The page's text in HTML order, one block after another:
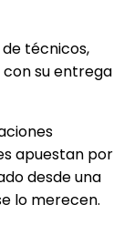
técnicos,
su entrega
apuestan por
desde una
lo merecen.